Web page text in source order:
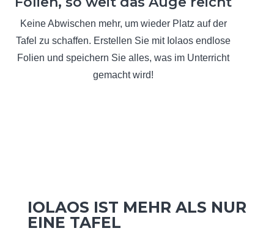
Keine Abwischen mehr, um wieder Platz auf der
Tafel zu schaffen. Erstellen Sie mit Iolaos endlose
Folien und speichern Sie alles, was im Unterricht
gemacht wird!
IOLAOS IST MEHR ALS NUR
EINE TAFEL